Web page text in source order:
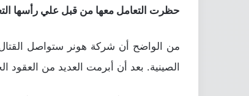
حظرت التعامل معها من قبل علي رأسها
من الواضح أن شركة هونر ستواصل
الصينية. بعد أن أبرمت العديد من